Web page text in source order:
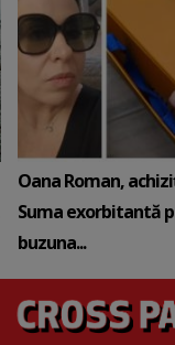
Oana Roman,
Suma exorbitantă
buzuna...